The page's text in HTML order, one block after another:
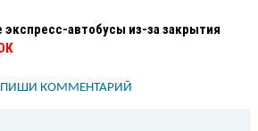
экспресс-автобусы из-за закрытия
КОММЕНТАРИЙ